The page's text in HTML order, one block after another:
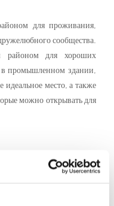
для проживания,
сообщества.
для хороших
промышленном здании,
идеальное место, а также
можно открывать для